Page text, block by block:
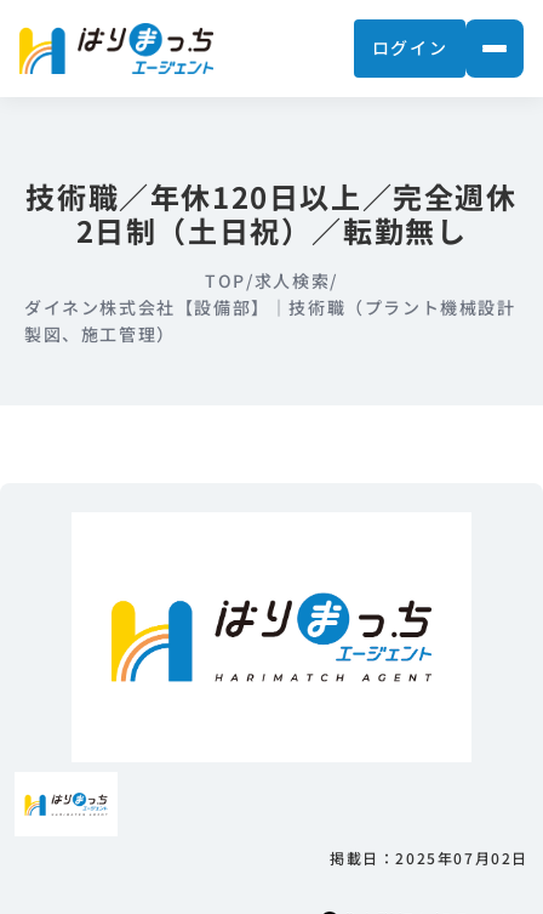
ログイン
技術職／年休120日以上／完全週休
2日制（土日祝）／転勤無し
TOP/求人検索/
ダイネン株式会社【設備部】｜技術職（プラント機械設計
製図、施工管理）
掲載日：2025年07月02日